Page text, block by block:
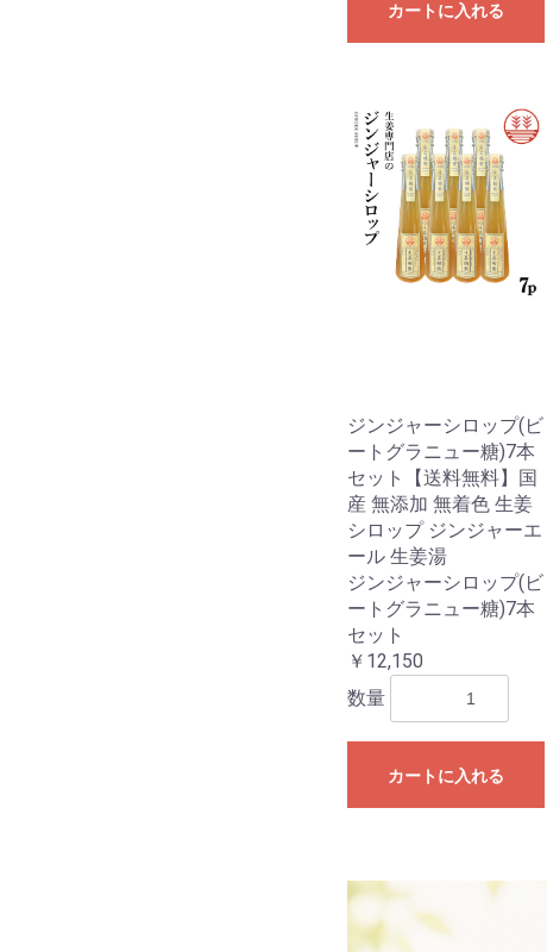
カートに入れる
ジンジャーシロップ(ビ
ートグラニュー糖)7本
セット【送料無料】国
産 無添加 無着色 生姜
シロップ ジンジャーエ
ール 生姜湯
ジンジャーシロップ(ビ
ートグラニュー糖)7本
セット
￥12,150
数量
カートに入れる